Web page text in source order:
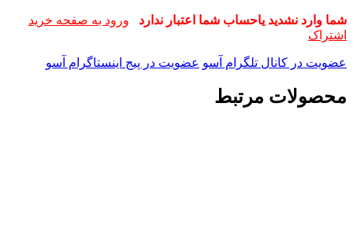
شما وارد نشدید یاحساب شما اعتبار ندارد
ورود به صفحه خرید
اشتراک
عضویت در کانال تلگرام آسو عضویت در پیج اینستاگرام آسو
محصولات مرتبط